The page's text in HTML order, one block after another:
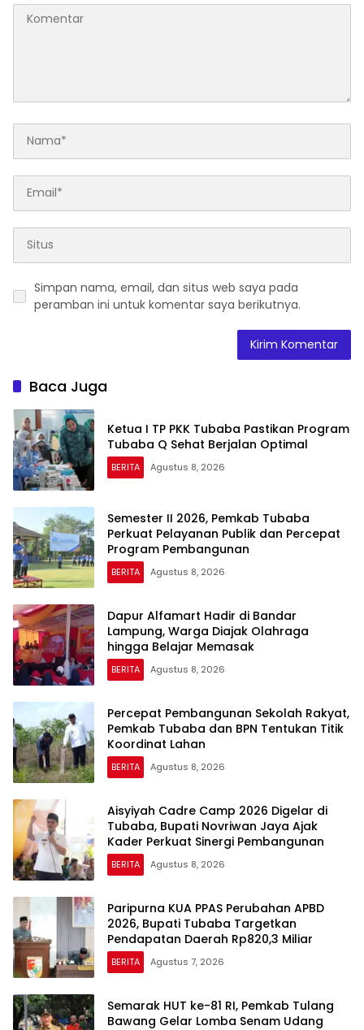
Simpan nama, email, dan situs web saya pada
peramban ini untuk komentar saya berikutnya.
Baca Juga
Ketua I TP PKK Tubaba Pastikan Program
Tubaba Q Sehat Berjalan Optimal
BERITA Agustus 8, 2026
Semester II 2026, Pemkab Tubaba
Perkuat Pelayanan Publik dan Percepat
Program Pembangunan
BERITA Agustus 8, 2026
Dapur Alfamart Hadir di Bandar
Lampung, Warga Diajak Olahraga
hingga Belajar Memasak
BERITA Agustus 8, 2026
Percepat Pembangunan Sekolah Rakyat,
Pemkab Tubaba dan BPN Tentukan Titik
Koordinat Lahan
BERITA Agustus 8, 2026
Aisyiyah Cadre Camp 2026 Digelar di
Tubaba, Bupati Novriwan Jaya Ajak
Kader Perkuat Sinergi Pembangunan
BERITA Agustus 8, 2026
Paripurna KUA PPAS Perubahan APBD
2026, Bupati Tubaba Targetkan
Pendapatan Daerah Rp820,3 Miliar
BERITA Agustus 7, 2026
Semarak HUT ke-81 RI, Pemkab Tulang
Bawang Gelar Lomba Senam Udang